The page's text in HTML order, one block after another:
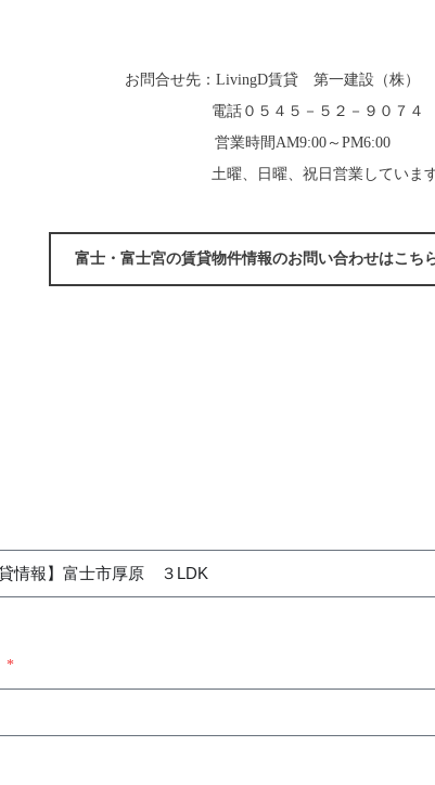
お問合せ先：LivingD賃貸 第一建設（株）
電話０５４５－５２－９０７４
営業時間AM9:00～PM6:00
土曜、日曜、祝日営業しています
富士・富士宮の賃貸物件情報のお問い合わせはこち